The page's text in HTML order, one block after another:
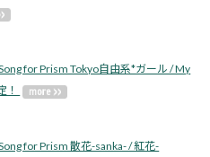
Song for Prism Tokyo自由系*ガール / My
！
Song for Prism 散花-sanka- / 紅花-